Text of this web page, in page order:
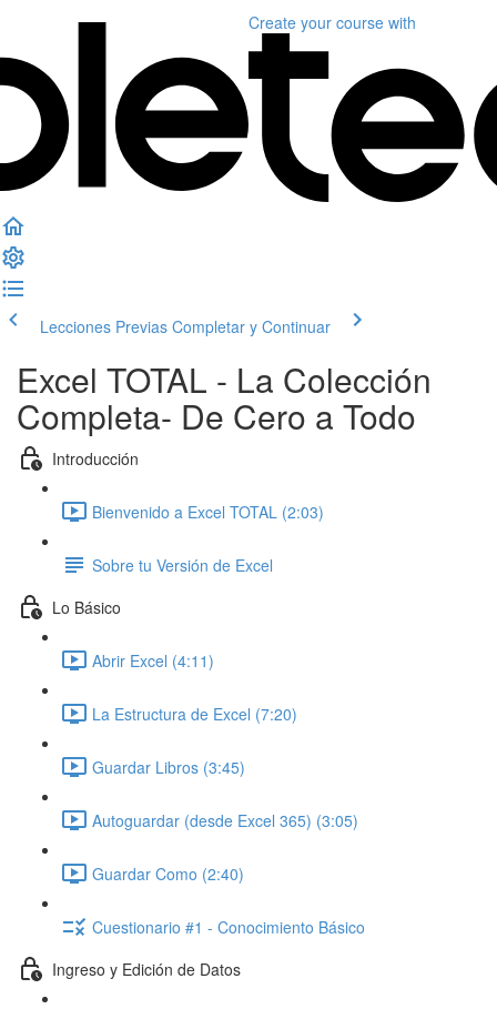
Create your course with
Lecciones Previas Completar y Continuar
Excel TOTAL - La Colección
Completa- De Cero a Todo
Introducción
Bienvenido a Excel TOTAL (2:03)
Sobre tu Versión de Excel
Lo Básico
Abrir Excel (4:11)
La Estructura de Excel (7:20)
Guardar Libros (3:45)
Autoguardar (desde Excel 365) (3:05)
Guardar Como (2:40)
Cuestionario #1 - Conocimiento Básico
Ingreso y Edición de Datos